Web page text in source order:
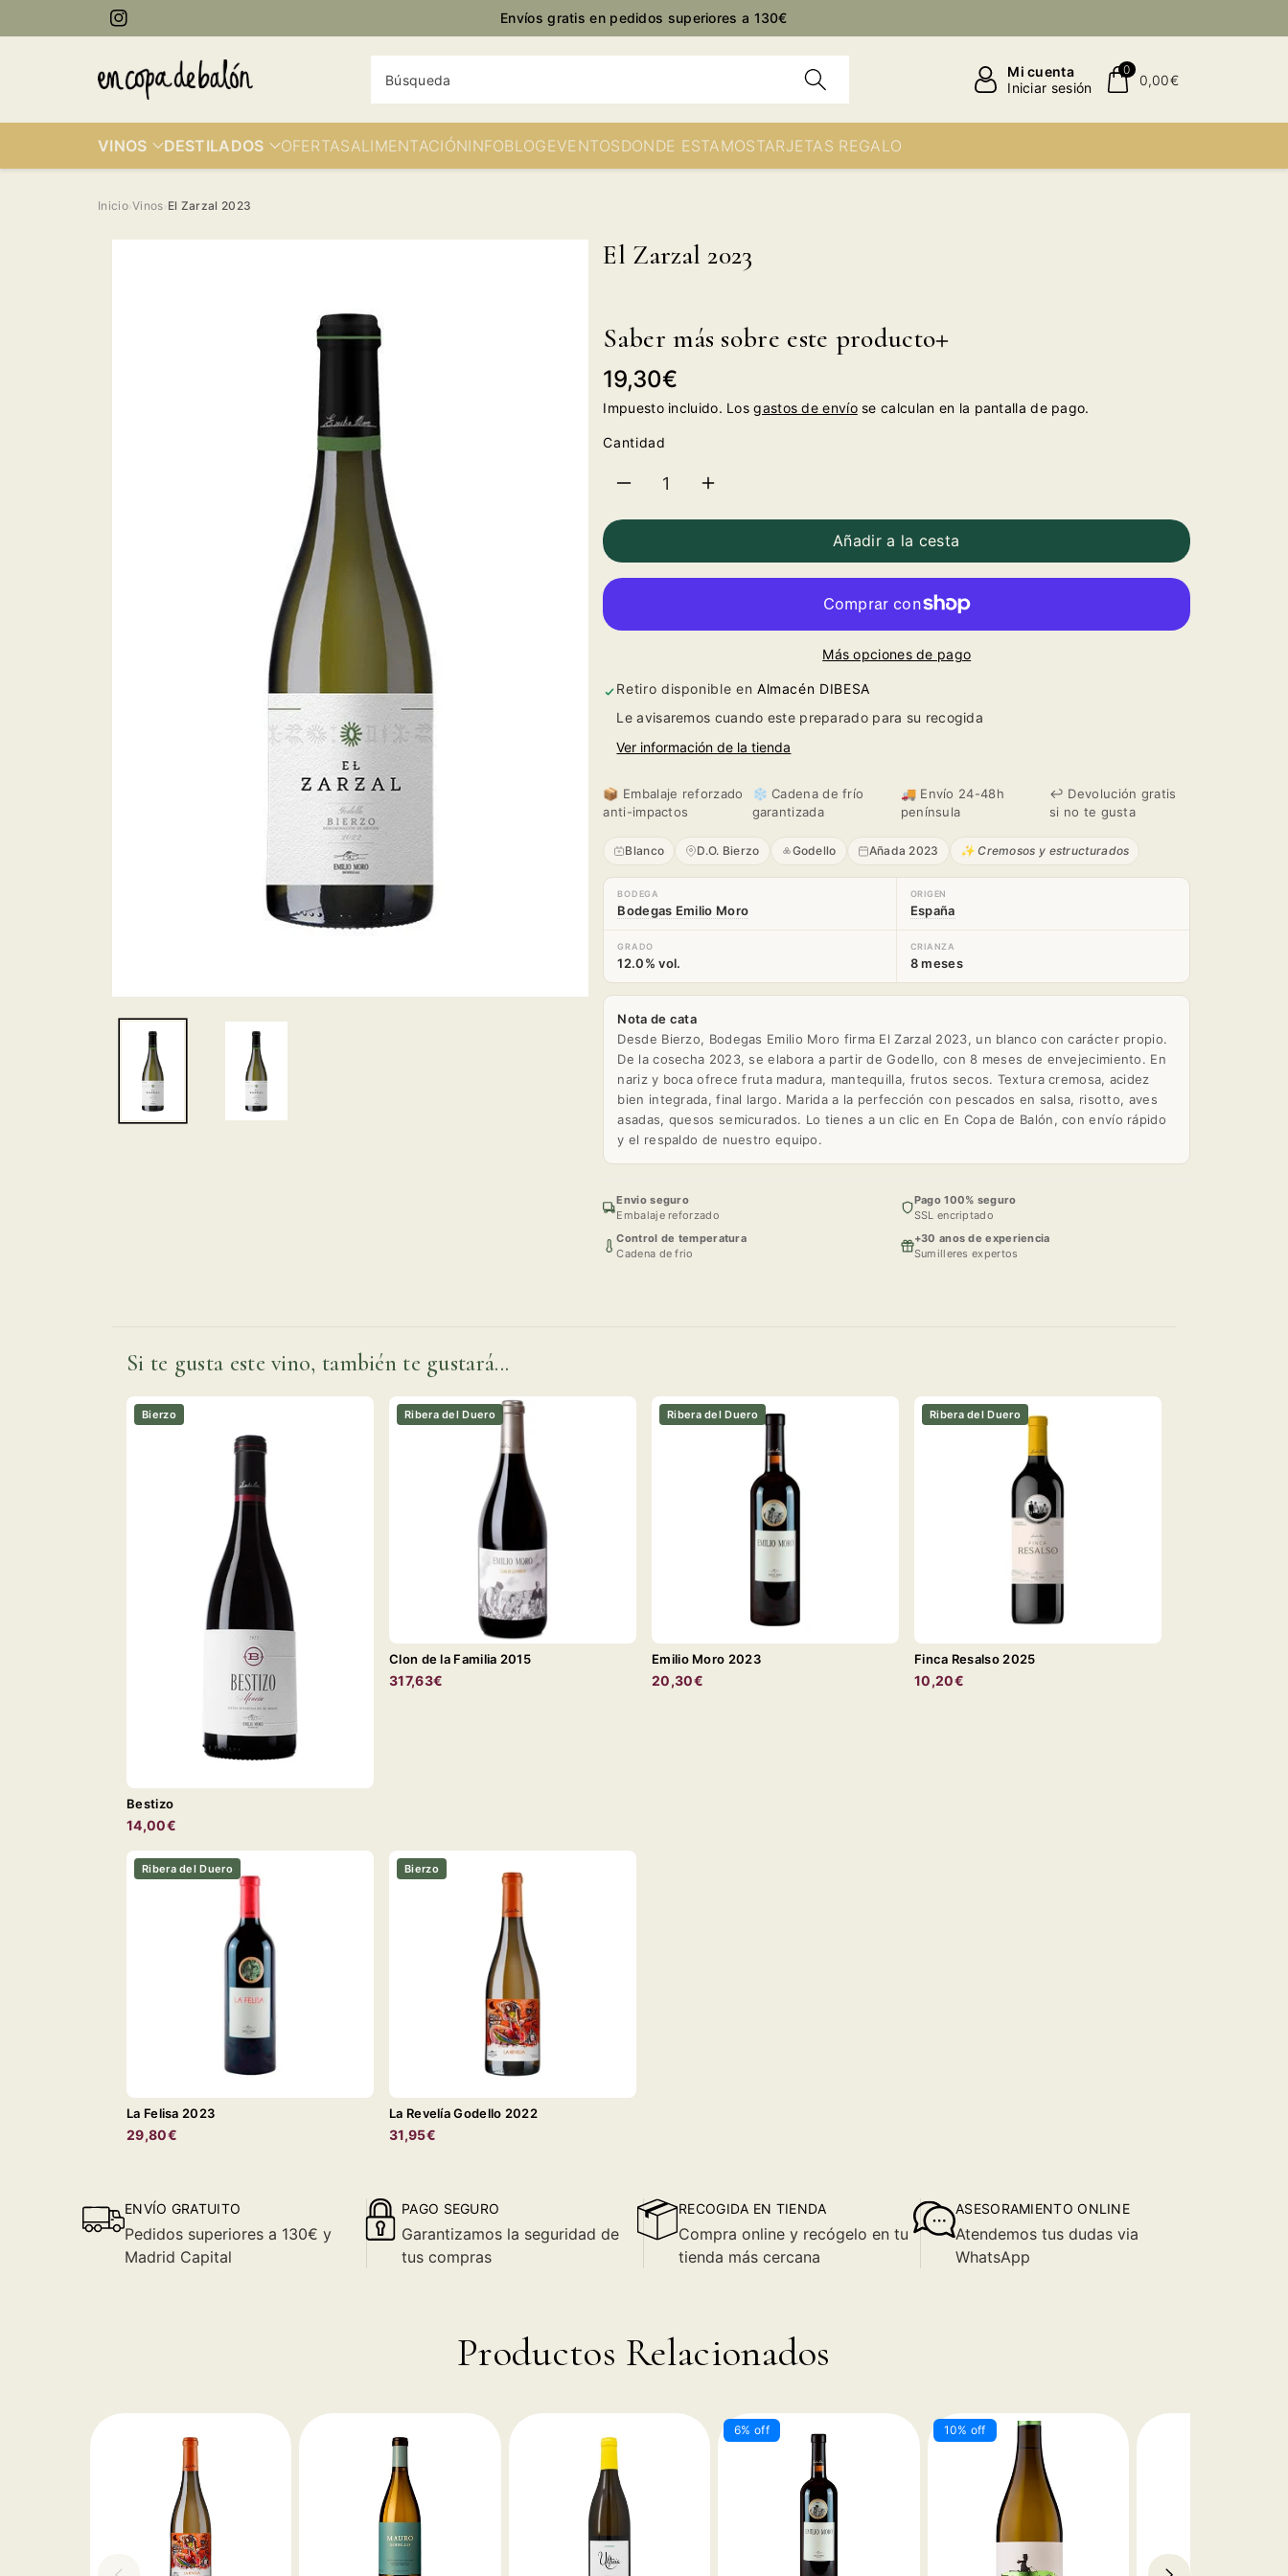
Instagram
Envíos gratis en pedidos superiores a 130€
Búsqueda
Mi cuenta
Iniciar sesión
0
0,00€
VINOS DESTILADOS OFERTASALIMENTACIÓNINFOBLOGEVENTOSDONDE ESTAMOSTARJETAS REGALO
Inicio›Vinos› El Zarzal 2023
El Zarzal 2023
Saber más sobre este producto
Precio
habitual
19,30€
Impuesto incluido. Losgastos de envíose calculan en la pantalla de pago.
Cantidad
para
El
2023
para
El
2023
Añadir a la cesta
Más opciones de pago
Retiro disponible en Almacén DIBESA
Le avisaremos cuando este preparado para su recogida
Ver información de la tienda
📦 Embalaje reforzado
anti-impactos
❄️ Cadena de frío
garantizada
🚚 Envío 24-48h
península
↩️ Devolución gratis
si no te gusta
Blanco D.O. Bierzo Godello Añada 2023 ✨ Cremosos y estructurados
BODEGA
Bodegas Emilio Moro
ORIGEN
España
GRADO
12.0% vol.
CRIANZA
8 meses
Nota de cata
Desde Bierzo, Bodegas Emilio Moro firma El Zarzal 2023, un blanco con carácter propio.
De la cosecha 2023, se elabora a partir de Godello, con 8 meses de envejecimiento. En
nariz y boca ofrece fruta madura, mantequilla, frutos secos. Textura cremosa, acidez
bien integrada, final largo. Marida a la perfección con pescados en salsa, risotto, aves
asadas, quesos semicurados. Lo tienes a un clic en En Copa de Balón, con envío rápido
y el respaldo de nuestro equipo.
Envio seguro
Embalaje reforzado
Pago 100% seguro
SSL encriptado
Control de temperatura
Cadena de frio
+30 anos de experiencia
Sumilleres expertos
Si te gusta este vino, también te gustará...
Bierzo
Bestizo
14,00€
Ribera del Duero
Clon de la Familia 2015
317,63€
Ribera del Duero
Emilio Moro 2023
20,30€
Ribera del Duero
Finca Resalso 2025
10,20€
Ribera del Duero
La Felisa 2023
29,80€
Bierzo
La Revelía Godello 2022
31,95€
ENVÍO GRATUITO
Pedidos superiores a 130€ y
Madrid Capital
PAGO SEGURO
Garantizamos la seguridad de
tus compras
RECOGIDA EN TIENDA
Compra online y recógelo en tu
tienda más cercana
ASESORAMIENTO ONLINE
Atendemos tus dudas via
WhatsApp
Productos Relacionados
6% off 10% off